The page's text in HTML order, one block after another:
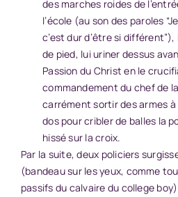
des marches roides de
l’école (au son des paroles
c’est dur d’être si
de pied, lui uriner dessus
Passion du Christ en le
commandement du chef de
carrément sortir des armes à
dos pour cribler de balles la
hissé sur la croix.
Par la suite, deux policiers
(bandeau sur les yeux, comme
passifs du calvaire du college